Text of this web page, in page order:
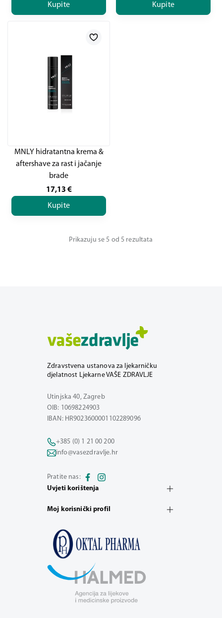
Kupite
Kupite
MNLY hidratantna krema &
aftershave za rast i jačanje
brade
17,13 €
Kupite
Prikazuju se 5 od 5 rezultata
Zdravstvena ustanova za ljekarničku
djelatnost Ljekarne VAŠE ZDRAVLJE
Utinjska 40, Zagreb
OIB: 10698224903
IBAN: HR9023600001102289096
+385 (0) 1 21 00 200
info@vasezdravlje.hr
Pratite nas:
Uvjeti korištenja
Moj korisnički profil